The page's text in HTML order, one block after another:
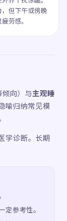
但下午或傍晚
劳感。
倾向）与主观睡
喻归纳常见模
学诊断。长期
参考性。